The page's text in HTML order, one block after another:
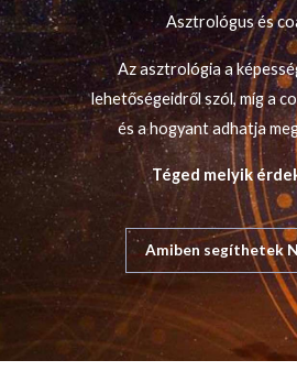
Asztrológus és
Az asztrológia a
lehetőségeidről szól, míg a
és a hogyant adhatja
Téged melyik
Amiben segíthetek